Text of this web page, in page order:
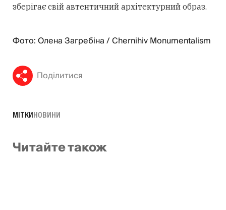
зберігає свій автентичний архітектурний образ.
Фото: Олена Загребіна / Chernihiv Monumentalism
Поділитися
МІТКИНОВИНИ
Читайте також